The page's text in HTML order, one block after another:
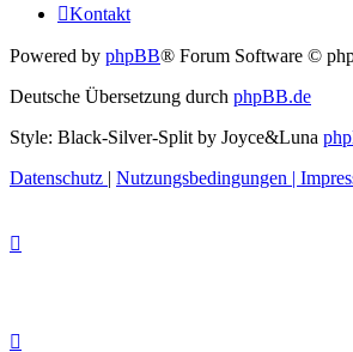
Kontakt
Powered by phpBB® Forum Software ©
Deutsche Übersetzung durch phpBB.de
Style: Black-Silver-Split by Joyce&Luna
Datenschutz | Nutzungsbedingungen |